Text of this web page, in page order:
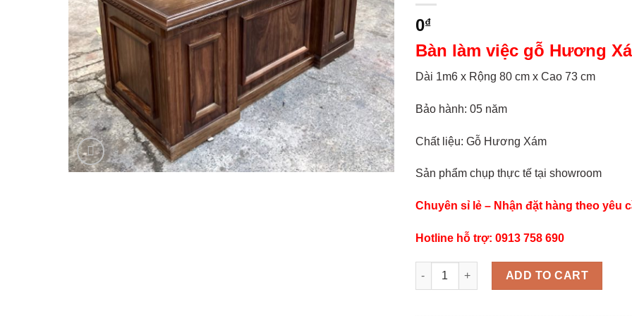
0₫
Bàn làm việc gỗ Hương
Dài 1m6 x Rộng 80 cm x Cao 73 cm
Bảo hành: 05 năm
Chất liệu: Gỗ Hương Xám
Sản phẩm chụp thực tế tại showroom
Chuyên sỉ lẻ – Nhận đặt hàng theo yêu
Hotline hỗ trợ: 0913 758 690
BÀN LÀM VIỆC GIÁM ĐỐC GỖ HƯƠNG
ADD TO CART